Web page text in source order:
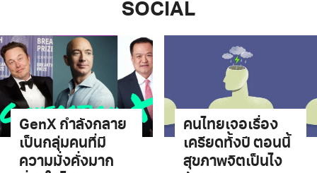
SOCIAL
GenX กำลังกลาย
เป็นกลุ่มคนที่มี
ความมั่งคั่งมาก
คนไทยเจอเรื่อง
เครียดทั้งปี ตอนนี้
สุขภาพจิตเป็นไง